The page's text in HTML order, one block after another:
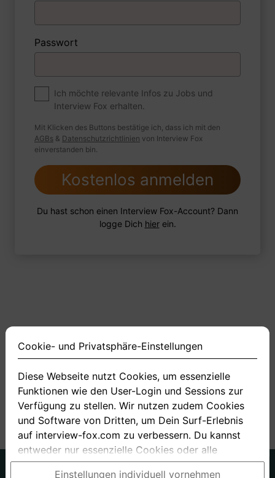
1 FoxTipp Antwort schreiben Audio aufnehmen
Wie sind Sie mit einer Situation
umgegangen, in der Sie einen
leistungsschwachen Mitarbeiter hatten?
Passwort
Ich möchte relevante Infos zu Jobs und
Interview Fox erhalten.
Mit Klicken des Buttons bestätige ich, dass ich mit den
AGBs & Datenschutzrichtlinien von Interview Fox
einverstanden bin.
Kostenlos anmelden
Du hast schon einen Interview Fox-Account? Dann
logge Dich hierein.
< 1 2 3 4 10 >
Cookie- und Privatsphäre-Einstellungen
Diese Webseite nutzt Cookies, um essenzielle
Funktionen wie den User-Login und Sessions zur
Verfügung zu stellen. Wir nutzen zudem Cookies
und Software von Dritten, um Dein Surf-Erlebnis
auf interview-fox.com zu verbessern. Du kannst
entweder nur essenzielle Cookies oder alle
Cookies akzeptieren. Du kannst Deine
Einstellungen individuell vornehmen